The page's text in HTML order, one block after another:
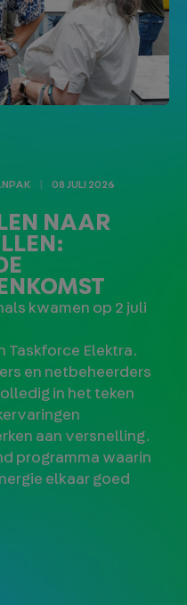
08 JULI 2026
NAAR
kwamen op 2 juli
Taskforce Elektra.
en netbeheerders
in het teken
aan versnelling.
programma waarin
elkaar goed